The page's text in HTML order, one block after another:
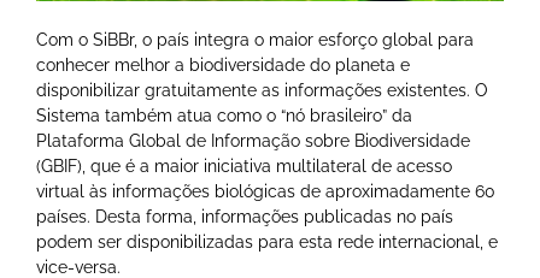
Com o SiBBr, o país integra o maior esforço global para
conhecer melhor a biodiversidade do planeta e
disponibilizar gratuitamente as informações existentes. O
Sistema também atua como o “nó brasileiro” da
Plataforma Global de Informação sobre Biodiversidade
(GBIF), que é a maior iniciativa multilateral de acesso
virtual às informações biológicas de aproximadamente 60
países. Desta forma, informações publicadas no país
podem ser disponibilizadas para esta rede internacional, e
vice-versa.